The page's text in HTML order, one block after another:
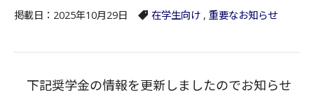
掲載日：2025年10月29日 在学生向け , 重要なお知らせ
下記奨学金の情報を更新しましたのでお知らせ